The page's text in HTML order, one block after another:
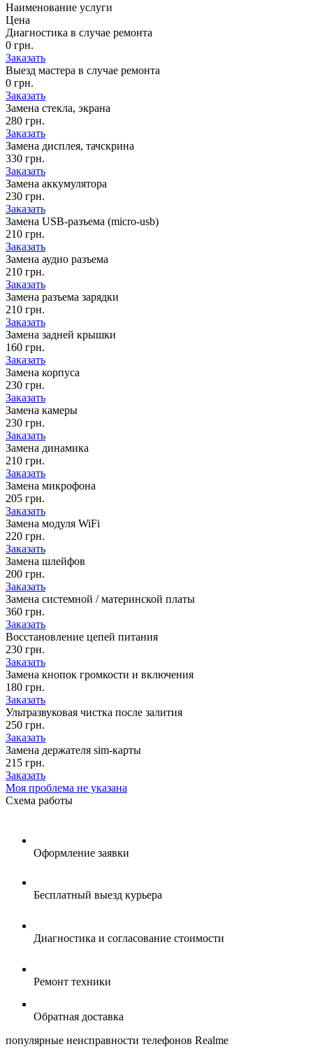
Наименование услуги
Цена
Диагностика в случае ремонта
0 грн.
Заказать
Выезд мастера в случае ремонта
0 грн.
Заказать
Замена стекла, экрана
280 грн.
Заказать
Замена дисплея, тачскрина
330 грн.
Заказать
Замена аккумулятора
230 грн.
Заказать
Замена USB-разъема (micro-usb)
210 грн.
Заказать
Замена аудио разъема
210 грн.
Заказать
Замена разъема зарядки
210 грн.
Заказать
Замена задней крышки
160 грн.
Заказать
Замена корпуса
230 грн.
Заказать
Замена камеры
230 грн.
Заказать
Замена динамика
210 грн.
Заказать
Замена микрофона
205 грн.
Заказать
Замена модуля WiFi
220 грн.
Заказать
Замена шлейфов
200 грн.
Заказать
Замена системной / материнской платы
360 грн.
Заказать
Восстановление цепей питания
230 грн.
Заказать
Замена кнопок громкости и включения
180 грн.
Заказать
Ультразвуковая чистка после залития
250 грн.
Заказать
Замена держателя sim-карты
215 грн.
Заказать
Моя проблема не указана
Схема работы
Оформление заявки
Бесплатный выезд курьера
Диагностика и согласование стоимости
Ремонт техники
Обратная доставка
популярные неисправности телефонов Realme